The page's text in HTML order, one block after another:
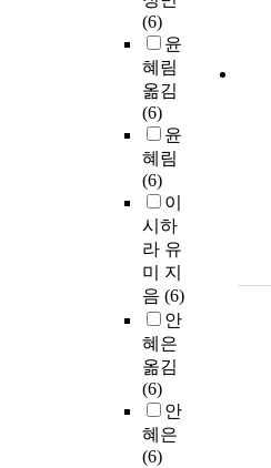
(6)
윤
혜림
옮김
(6)
윤
혜림
(6)
이
시하
라 유
미 지
음 (6)
안
혜은
옮김
(6)
안
혜은
(6)